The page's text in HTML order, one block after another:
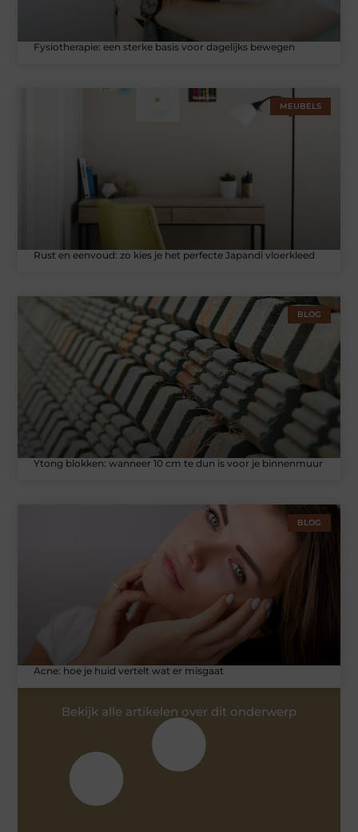
Fysiotherapie: een sterke basis voor dagelijks bewegen
MEUBELS
Rust en eenvoud: zo kies je het perfecte Japandi vloerkleed
BLOG
Ytong blokken: wanneer 10 cm te dun is voor je binnenmuur
BLOG
Acne: hoe je huid vertelt wat er misgaat
Bekijk alle artikelen over dit onderwerp